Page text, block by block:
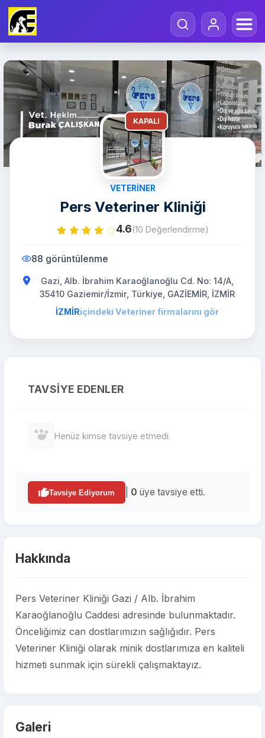
KAPALI
VETERINER
Pers Veteriner Kliniği
4.6(10 Değerlendirme)
88 görüntülenme
Gazi, Alb. İbrahim Karaoğlanoğlu Cd. No: 14/A,
35410 Gaziemir/İzmir, Türkiye, GAZİEMİR, İZMİR
İZMİRiçindeki Veteriner firmalarını gör
TAVSIYE EDENLER
Henüz kimse tavsiye etmedi.
Tavsiye Ediyorum 0 üye tavsiye etti.
Hakkında
Pers Veteriner Kliniği Gazi / Alb. İbrahim
Karaoğlanoğlu Caddesi adresinde bulunmaktadır.
Önceliğimiz can dostlarımızın sağlığıdır. Pers
Veteriner Kliniği olarak minik dostlarımıza en kaliteli
hizmeti sunmak için sürekli çalışmaktayız.
Galeri